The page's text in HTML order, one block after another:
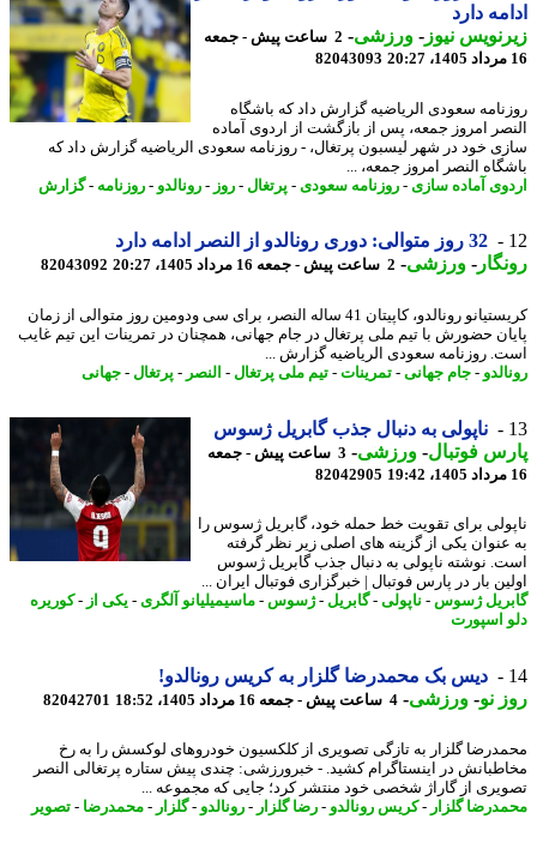
دارد
نیوز-ورزشی-
2 ساعت پیش - جمعه
82043093
سعودی الریاضیه گزارش داد که باشگاه
امروز جمعه، پس از بازگشت از اردوی آماده
خود در شهر لیسبون پرتغال، - روزنامه سعودی الریاضیه گزارش داد که
النصر امروز جمعه، ...
آماده سازی- روزنامه سعودی-پرتغال -روز- رونالدو-روزنامه -گزارش
32 روز متوالی: دوری رونالدو از النصر ادامه دارد
-ورزشی-2 ساعت پیش - جمعه 16 مرداد 1405، 20:27 82043092
کریستیانو رونالدو، کاپیتان 41 ساله النصر، برای سی ودومین روز متوالی از زمان
حضورش با تیم ملی پرتغال در جام جهانی، همچنان در تمرینات این تیم غایب
روزنامه سعودی الریاضیه گزارش ...
-جام جهانی-تمرینات -تیم ملی پرتغال -النصر-پرتغال -جهانی
ناپولی به دنبال جذب گابریل ژسوس
فوتبال-ورزشی-
3 ساعت پیش - جمعه
82042905
برای تقویت خط حمله خود، گابریل ژسوس را
یکی از گزینه های اصلی زیر نظر گرفته
نوشته ناپولی به دنبال جذب گابریل ژسوس
بار در پارس فوتبال | خبرگزاری فوتبال ایران ...
ژسوس-ناپولی-گابریل- ژسوس-ماسیمیلیانو آلگری- یکی از-کوریره
اسپورت
دیس بک محمدرضا گلزار به کریس رونالدو!
نو- ورزشی-4 ساعت پیش - جمعه 16 مرداد 1405، 18:52 82042701
گلزار به تازگی تصویری از کلکسیون خودروهای لوکسش را به رخ
در اینستاگرام کشید. - خبرورزشی: چندی پیش ستاره پرتغالی النصر
از گاراژ شخصی خود منتشر کرد؛ جایی که مجموعه ...
گلزار- کریس رونالدو-رضا گلزار- رونالدو-گلزار- محمدرضا-تصویر